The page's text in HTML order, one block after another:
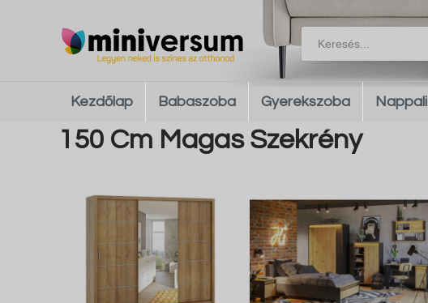
Kezdőlap Babaszoba Gyerekszoba Nappali
150 Cm Magas Szekrény